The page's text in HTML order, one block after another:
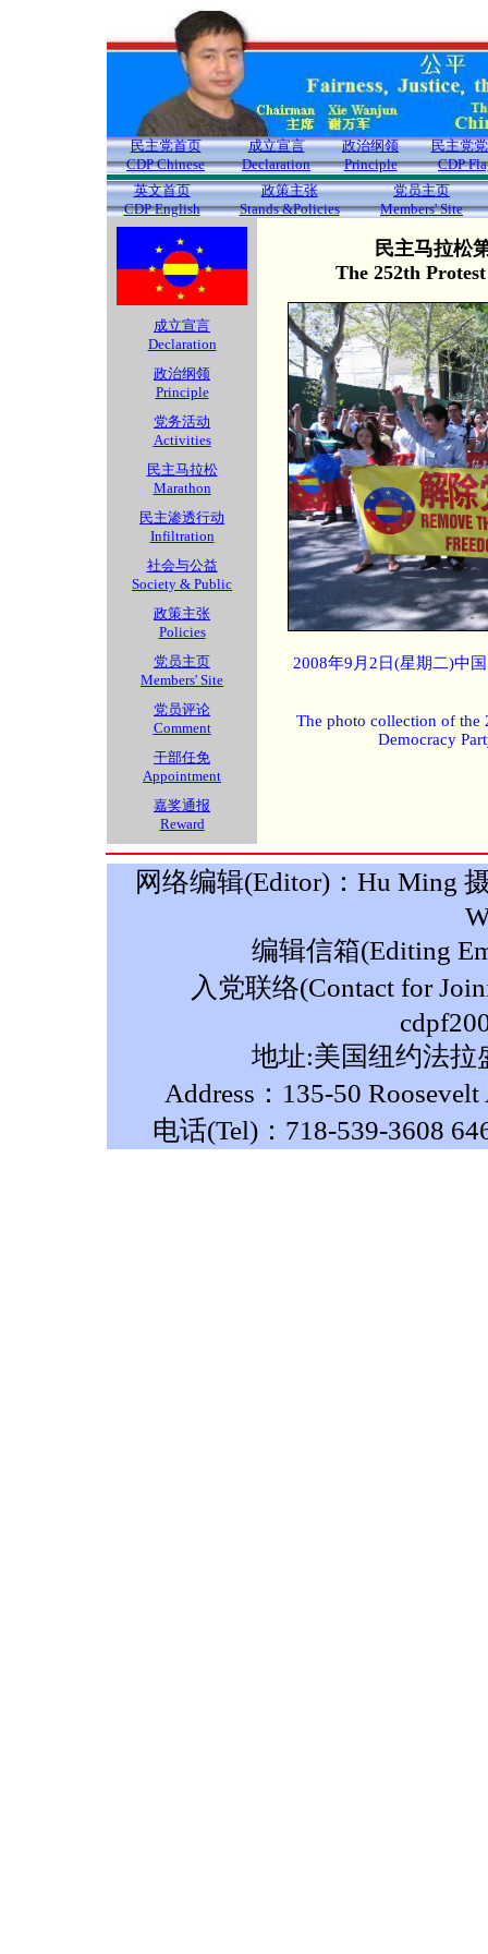
民主党首页
CDP Chinese
成立宣言
Declaration
政治纲领
Principle
民主党
CDP
英文首页
CDP English
政策主张
Stands &Policies
党员主页
Members' Site
成立宣言
Declaration
政治纲领
Principle
党务活动
Activities
民主马拉松
Marathon
民主渗透行动
Infiltration
社会与公益
Society & Public
政策主张
Policies
党员主页
Members' Site
党员评论
Comment
干部任免
Appointment
嘉奖通报
Reward
民主马拉松
The 252th
2008年9月2日(星期二)中
The photo collection of the
Democracy
网络编辑(Editor)：Hu Ming
编辑信箱(Editing
入党联络(Contact for
地址:美国纽约法拉
Address：135-50
电话(Tel)：718-539-3608